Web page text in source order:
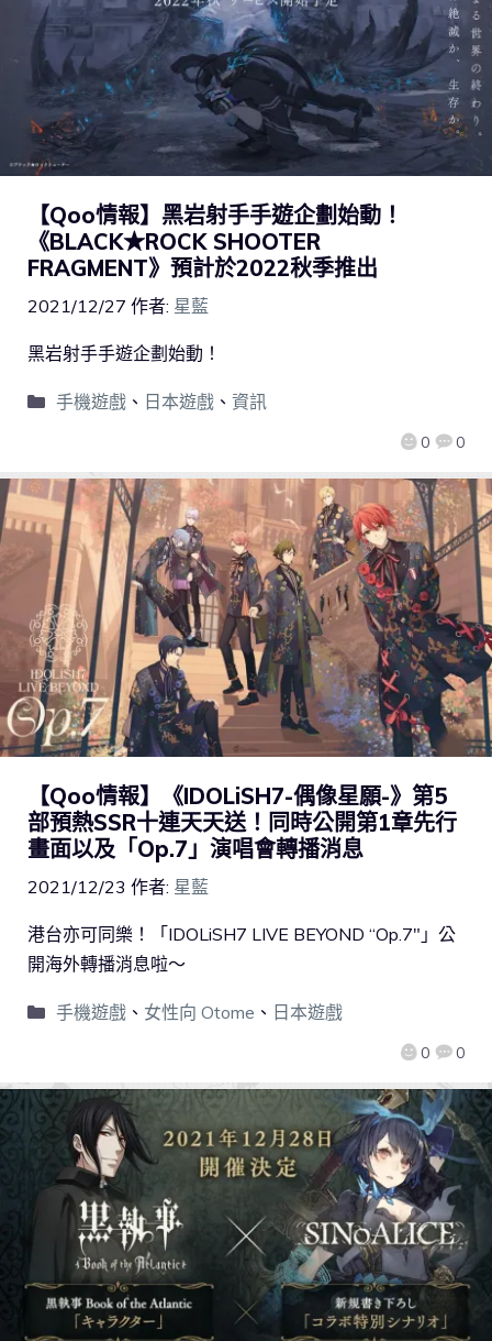
【Qoo情報】黑岩射手手遊企劃始動！
《BLACK★ROCK SHOOTER
FRAGMENT》預計於2022秋季推出
2021/12/27 作者: 星藍
0 0
黑岩射手手遊企劃始動！
手機遊戲、 日本遊戲、 資訊
【Qoo情報】《IDOLiSH7-偶像星願-》第5
部預熱SSR十連天天送！同時公開第1章先行
畫面以及「Op.7」演唱會轉播消息
2021/12/23 作者: 星藍
0 0
港台亦可同樂！「IDOLiSH7 LIVE BEYOND “Op.7″」公
開海外轉播消息啦～
手機遊戲、 女性向 Otome 、 日本遊戲